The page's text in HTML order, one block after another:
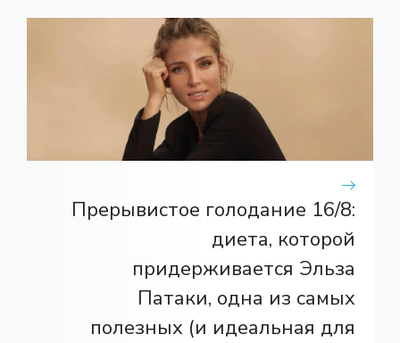
Прерывистое голодание 16/8:
диета, которой
придерживается Эльза
Патаки, одна из самых
полезных (и идеальная для